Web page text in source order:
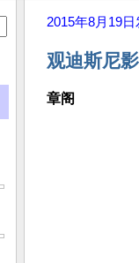
2015年8月19日
观迪斯尼
章阁